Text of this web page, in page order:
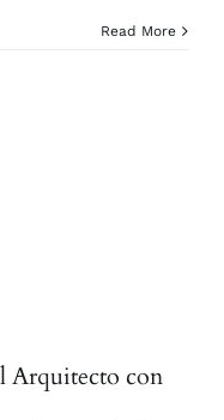
Read More
Arquitecto con